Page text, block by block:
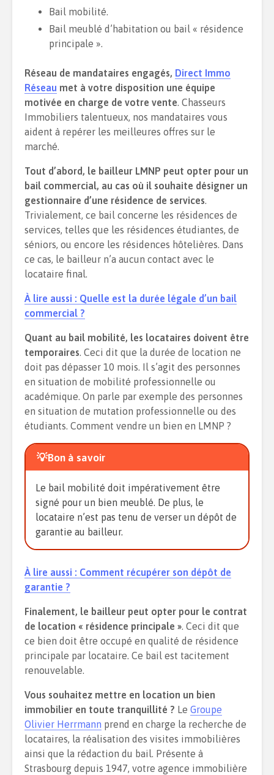
Bail mobilité.
Bail meublé d’habitation ou bail « résidence
principale ».
Réseau de mandataires engagés, Direct Immo
Réseau met à votre disposition une équipe
motivée en charge de votre vente. Chasseurs
Immobiliers talentueux, nos mandataires vous
aident à repérer les meilleures offres sur le
marché.
Tout d’abord, le bailleur LMNP peut opter pour un
bail commercial, au cas où il souhaite désigner un
gestionnaire d’une résidence de services.
Trivialement, ce bail concerne les résidences de
services, telles que les résidences étudiantes, de
séniors, ou encore les résidences hôtelières. Dans
ce cas, le bailleur n’a aucun contact avec le
locataire final.
À lire aussi : Quelle est la durée légale d’un bail
commercial ?
Quant au bail mobilité, les locataires doivent être
temporaires. Ceci dit que la durée de location ne
doit pas dépasser 10 mois. Il s’agit des personnes
en situation de mobilité professionnelle ou
académique. On parle par exemple des personnes
en situation de mutation professionnelle ou des
étudiants. Comment vendre un bien en LMNP ?
💡Bon à savoir
Le bail mobilité doit impérativement être
signé pour un bien meublé. De plus, le
locataire n’est pas tenu de verser un dépôt de
garantie au bailleur.
À lire aussi : Comment récupérer son dépôt de
garantie ?
Finalement, le bailleur peut opter pour le contrat
de location « résidence principale ». Ceci dit que
ce bien doit être occupé en qualité de résidence
principale par locataire. Ce bail est tacitement
renouvelable.
Vous souhaitez mettre en location un bien
immobilier en toute tranquillité ? Le Groupe
Olivier Herrmann prend en charge la recherche de
locataires, la réalisation des visites immobilières
ainsi que la rédaction du bail. Présente à
Strasbourg depuis 1947, votre agence immobilière